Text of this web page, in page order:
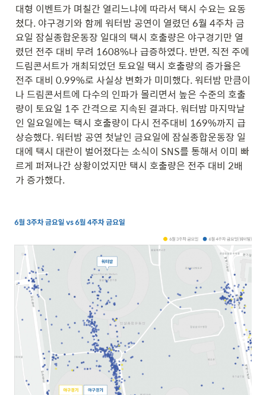
대형 이벤트가 며칠간 열리느냐에 따라서 택시 수요는 요동
쳤다. 야구경기와 함께 워터밤 공연이 열렸던 6월 4주차 금
요일 잠실종합운동장 일대의 택시 호출량은 야구경기만 열
렸던 전주 대비 무려 1608%나 급증하였다. 반면, 직전 주에
드림콘서트가 개최되었던 토요일 택시 호출량의 증가율은
전주 대비 0.99%로 사실상 변화가 미미했다. 워터밤 만큼이
나 드림콘서트에 다수의 인파가 몰리면서 높은 수준의 호출
량이 토요일 1주 간격으로 지속된 결과다. 워터밤 마지막날
인 일요일에는 택시 호출량이 다시 전주대비 169%까지 급
상승했다. 워터밤 공연 첫날인 금요일에 잠실종합운동장 일
대에 택시 대란이 벌어졌다는 소식이 SNS를 통해서 이미 빠
르게 퍼져나간 상황이었지만 택시 호출량은 전주 대비 2배
가 증가했다.